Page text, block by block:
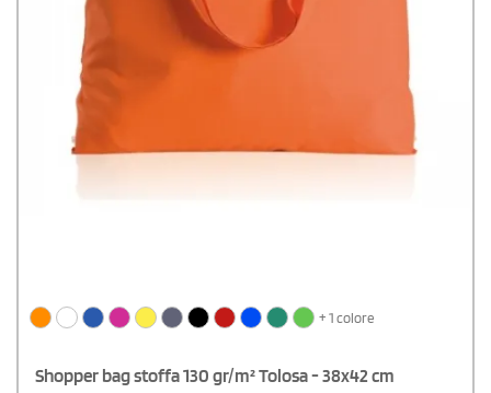
+ 1 colore
Shopper bag stoffa 130 gr/m² Tolosa - 38x42 cm